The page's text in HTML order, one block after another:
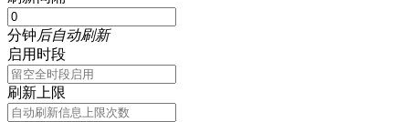
分钟后自动刷新
启用时段
刷新上限